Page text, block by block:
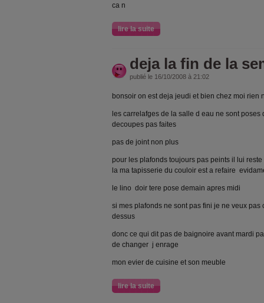
ca n
lire la suite
deja la fin de la
publié le 16/10/2008 à 21:02
bonsoir on est deja jeudi et bien chez moi rien
les carrelafges de la salle d eau ne sont
decoupes pas faites
pas de joint non plus
pour les plafonds toujours pas peints il lui
la ma tapisserie du couloir est a refaire
le lino doir tere pose demain apres midi
si mes plafonds ne sont pas fini je ne veux
dessus
donc ce qui dit pas de baignoire avant mardi
de changer j enrage
mon evier de cuisine et son meuble
lire la suite